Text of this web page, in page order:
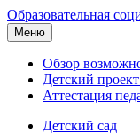
Образовательная
Меню
Обзор
Детский
Аттестация
Детский сад